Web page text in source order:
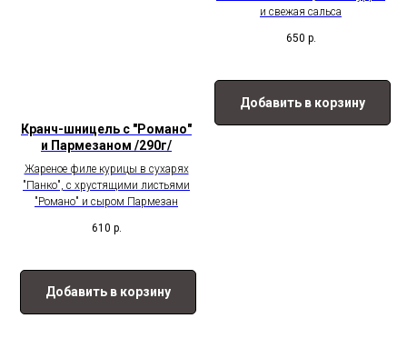
Кранч-шницель с "Романо"
и Пармезаном /290г/
Жареное филе курицы в сухарях
"Панко", с хрустящими листьями
"Романо" и сыром Пармезан
610 р.
Добавить в корзину
и свежая сальса
650 р.
Добавить в корзину